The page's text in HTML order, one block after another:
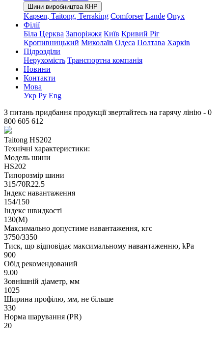
Шини виробництва КНР
Kapsen, Taitong, Terraking Comforser Lande Onyx
Філії
Біла Церква Запоріжжя Київ Кривий Ріг
Кропивницький Миколаїв Одеса Полтава Харків
Підрозділи
Нерухомість Транспортна компанія
Новини
Контакти
Мова
Укр Ру Eng
З питань придбання продукції звертайтесь на гарячу лінію - 0
800 605 612
Taitong HS202
Технічні характеристики:
Модель шини
HS202
Типорозмір шини
315/70R22.5
Індекс навантаження
154/150
Індекс швидкості
130(M)
Максимально допустиме навантаження, кгс
3750/3350
Тиск, що відповідає максимальному навантаженню, kPa
900
Обід рекомендований
9.00
Зовнішній діаметр, мм
1025
Ширина профілю, мм, не більше
330
Норма шарування (PR)
20